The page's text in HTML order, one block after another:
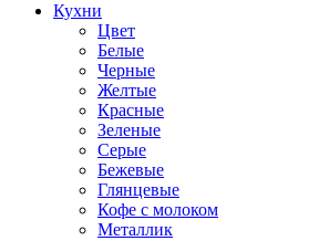
Кухни
Цвет
Белые
Черные
Желтые
Красные
Зеленые
Серые
Бежевые
Глянцевые
Кофе с молоком
Металлик